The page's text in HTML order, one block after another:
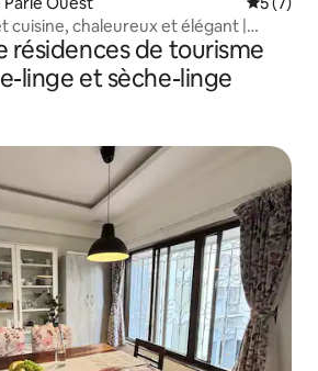
cuisine, chaleureux et élégant |
résidences de tourisme
linge et sèche-linge